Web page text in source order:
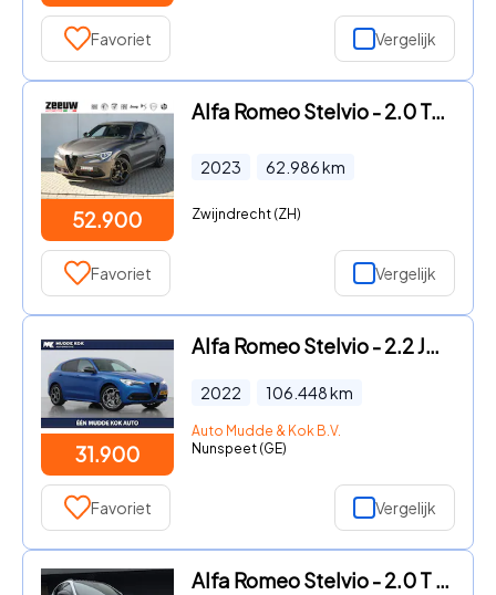
Favoriet Vergelijk
52.900
Alfa Romeo Stelvio - 2.0 Turbo 280 PK AWD Veloce | Navi | Carplay | Harman | Trek
2023 62.986km
Zwijndrecht (ZH)
Favoriet Vergelijk
31.900
Alfa Romeo Stelvio - 2.2 JTD AWD Veloce | Aut | Leder | Camera | 20 Inch | Getint
2022 106.448km
Auto Mudde & Kok B.V.
Nunspeet (GE)
Favoriet Vergelijk
Alfa Romeo Stelvio - 2.0 T AWD Veloce